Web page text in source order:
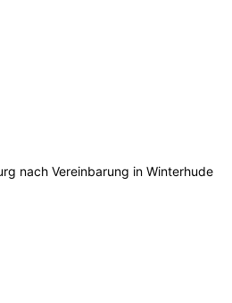
nach Vereinbarung in Winterhude